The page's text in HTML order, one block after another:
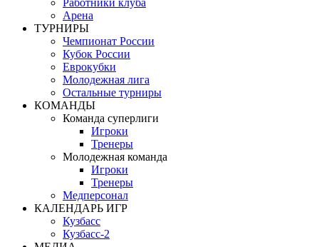
Работники клуба
Арена
ТУРНИРЫ
Чемпионат России
Кубок России
Еврокубки
Молодежная лига
Остальные турниры
КОМАНДЫ
Команда суперлиги
Игроки
Тренеры
Молодежная команда
Игроки
Тренеры
Медперсонал
КАЛЕНДАРЬ ИГР
Кузбасс
Кузбасс-2